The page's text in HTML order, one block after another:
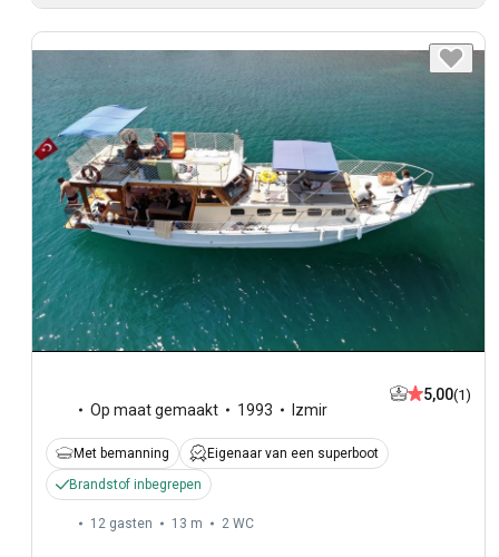
Op maat gemaakt 1993 Izmir
5,00(1)
Met bemanning
Eigenaar van een superboot
Brandstof inbegrepen
12 gasten 13 m 2 WC